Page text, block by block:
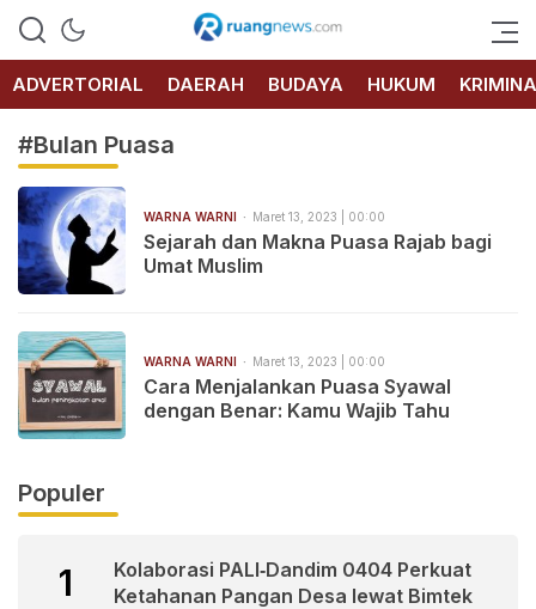
RUANG
NEWS
ADVERTORIAL
DAERAH BUDAYA HUKUM
#Bulan Puasa
WARNA WARNI Maret 13, 2023 | 00:00
Sejarah dan Makna Puasa Rajab bagi
Umat Muslim
WARNA WARNI Maret 13, 2023 | 00:00
Cara Menjalankan Puasa Syawal
dengan Benar: Kamu Wajib Tahu
Populer
1
Kolaborasi PALI‑Dandim 0404 Perkuat
Ketahanan Pangan Desa lewat Bimtek